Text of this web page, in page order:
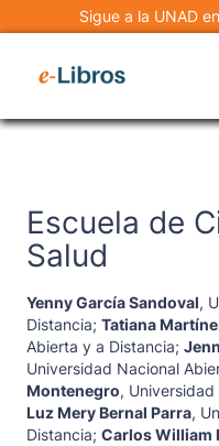
Sigue a la UNAD
Escuela de
Salud
Yenny García Sandoval,
Distancia; Tatiana
Abierta y a Distancia;
Universidad Nacional
Montenegro,
Luz Mery Bernal Parra,
Distancia; Carlos William